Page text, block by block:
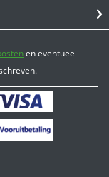
en eventueel